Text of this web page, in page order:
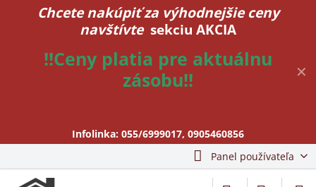
✕
Chcete nakúpiť za výhodnejšie ceny
navštívte sekciu AKCIA
!!Ceny platia pre aktuálnu
zásobu!!
Infolinka: 055/6999017, 0905460856
Panel používateľa